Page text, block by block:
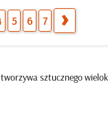
5 6 7
sztucznego